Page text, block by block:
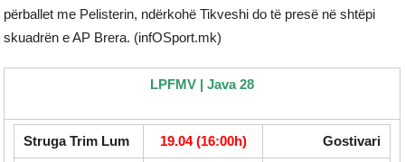
përballet me Pelisterin, ndërkohë Tikveshi do të presë në shtëpi
skuadrën e AP Brera. (infOSport.mk)
LPFMV | Java 28
Struga Trim Lum 19.04 (16:00h) Gostivari